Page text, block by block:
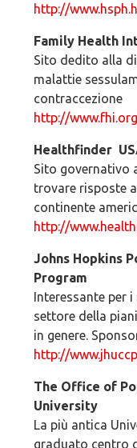
http://
Family Health
Sito dedito alla
malattie
contraccezione
http://
Healthfinder
Sito governativo
trovare risposte
continente
http://
Johns Hopkins
Program
Interessante per
settore della
in genere.
http://
The Office of
University
La più antica
graduato centro